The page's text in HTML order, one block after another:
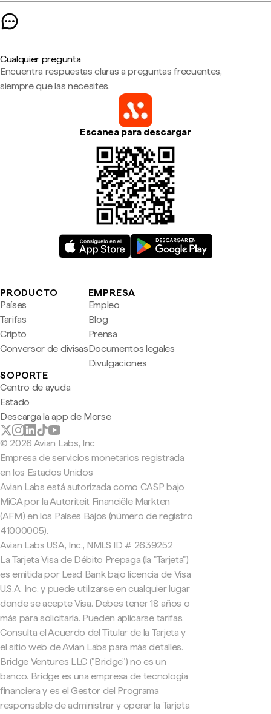
Cualquier pregunta
Encuentra respuestas claras a preguntas frecuentes,
siempre que las necesites.
Escanea para descargar
PRODUCTO
Países
Tarifas
Cripto
Conversor de divisas
EMPRESA
Empleo
Blog
Prensa
Documentos legales
Divulgaciones
SOPORTE
Centro de ayuda
Estado
Descarga la app de Morse
© 2026 Avian Labs, Inc
Empresa de servicios monetarios registrada
en los Estados Unidos
Avian Labs está autorizada como CASP bajo
MiCA por la Autoriteit Financiële Markten
(AFM) en los Países Bajos (número de registro
41000005).
Avian Labs USA, Inc., NMLS ID # 2639252
La Tarjeta Visa de Débito Prepaga (la "Tarjeta")
es emitida por Lead Bank bajo licencia de Visa
U.S.A. Inc. y puede utilizarse en cualquier lugar
donde se acepte Visa. Debes tener 18 años o
más para solicitarla. Pueden aplicarse tarifas.
Consulta el Acuerdo del Titular de la Tarjeta y
el sitio web de Avian Labs para más detalles.
Bridge Ventures LLC ("Bridge") no es un
banco. Bridge es una empresa de tecnología
financiera y es el Gestor del Programa
responsable de administrar y operar la Tarjeta